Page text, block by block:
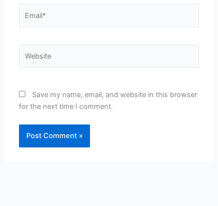
Save my name, email, and website in this browser
for the next time I comment.